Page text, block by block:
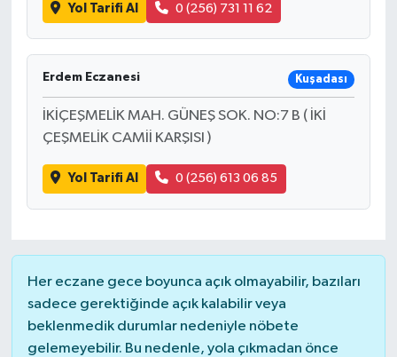
Yol Tarifi Al 0 (256) 731 11 62
Erdem Eczanesi Kuşadası
İKİÇEŞMELİK MAH. GÜNEŞ SOK. NO:7 B ( İKİ
ÇEŞMELİK CAMİİ KARŞISI )
Yol Tarifi Al 0 (256) 613 06 85
Her eczane gece boyunca açık olmayabilir, bazıları
sadece gerektiğinde açık kalabilir veya
beklenmedik durumlar nedeniyle nöbete
gelemeyebilir. Bu nedenle, yola çıkmadan önce